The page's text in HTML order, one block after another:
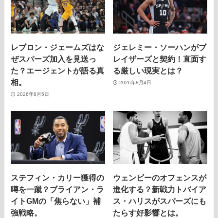
レブロン・ジェームズはな
ぜスパーズ加入を見送っ
た？エージェントが語る真
相。
2026年8月5日
ジェレミー・ソーハンがブ
レイザーズと契約！直面す
る厳しい現実とは？
2026年8月4日
ステフィン・カリー獲得の
噂を一蹴？ブライアン・ラ
イトGMの「焦らない」補
強戦略。
ウェンビーのオフェンスが
進化する？新戦力トバイア
ス・ハリスがスパーズにも
たらす好影響とは。